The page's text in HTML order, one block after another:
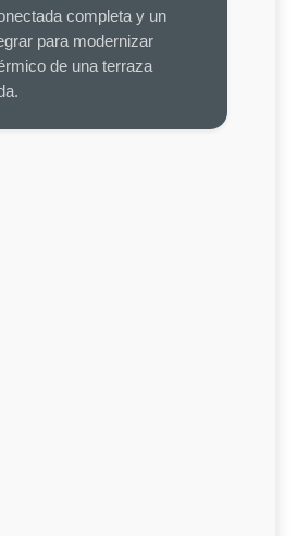
completa y un
para modernizar
de una terraza